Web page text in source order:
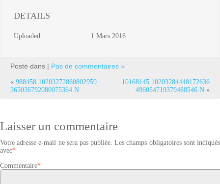
DETAILS
Uploaded 1 Mars 2016
Posté dans | Pas de commentaires »
« 988458 10203272860802959
365036792080075364 N
10168145 10203284448172636
496054719379488546 N »
Laisser un commentaire
Votre adresse e-mail ne sera pas publiée. Les champs obligatoires sont indiqués
avec*
Commentaire*